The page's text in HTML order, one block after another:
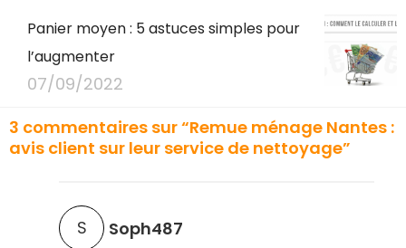
Panier moyen : 5 astuces simples pour
l’augmenter
07/09/2022
3 commentaires sur “Remue ménage Nantes :
avis client sur leur service de nettoyage”
S Soph487